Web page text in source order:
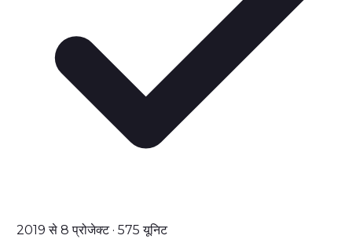
2019 से 8 प्रोजेक्ट · 575 यूनिट